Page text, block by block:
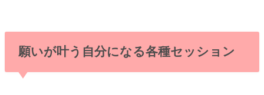
願いが叶う自分になる各種セッション